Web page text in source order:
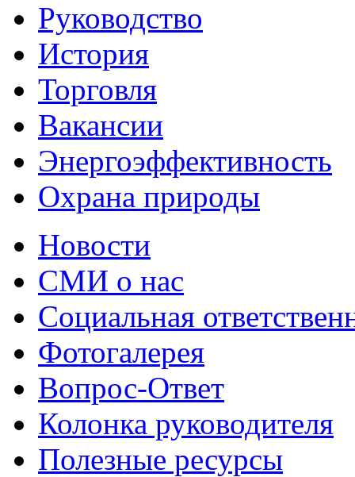
Руководство
История
Торговля
Вакансии
Энергоэффективность
Охрана природы
Новости
СМИ о нас
Социальная
Фотогалерея
Вопрос-Ответ
Колонка руководителя
Полезные ресурсы